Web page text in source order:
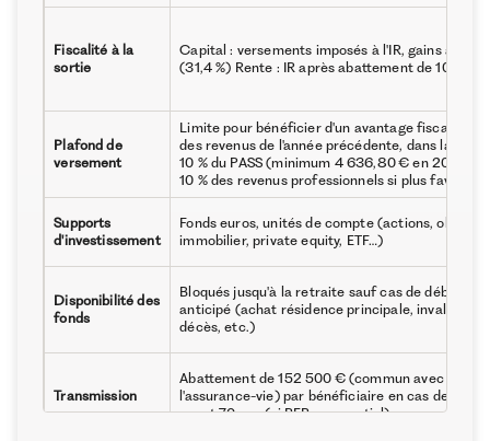
Fiscalité à la
sortie
Capital : versements imposés à l'IR, gains au PFU
(31,4 %) Rente : IR après abattement de 10 %
Plafond de
versement
Limite pour bénéficier d'un avantage fiscal : 10 %
des revenus de l'année précédente, dans la
10 % du PASS (minimum 4 636,80 € en 2025),
10 % des revenus professionnels si plus favorable
Supports
d'investissement
Fonds euros, unités de compte (actions,
immobilier, private equity, ETF…)
Disponibilité des
fonds
Bloqués jusqu'à la retraite sauf cas de déblocage
anticipé (achat résidence principale, invalidité,
décès, etc.)
Transmission
Abattement de 152 500 € (commun avec
l'assurance-vie) par bénéficiaire en cas de décès
avant 70 ans (si PER assurantiel)